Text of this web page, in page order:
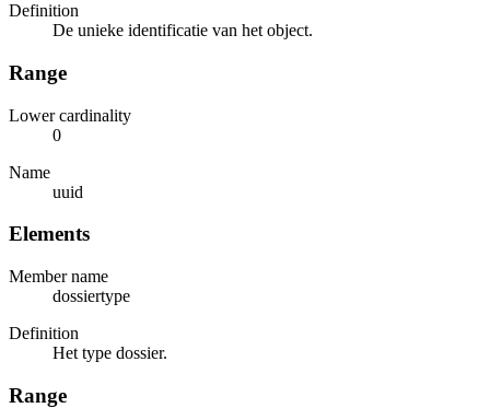
Definition
De unieke identificatie van het object.
Range
Lower cardinality
0
Name
uuid
Elements
Member name
dossiertype
Definition
Het type dossier.
Range